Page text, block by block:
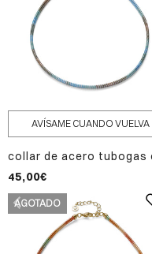
AVÍSAME CUANDO VUELVA
collar de acero tubogas
colección laura escanes
45,00€
AGOTADO